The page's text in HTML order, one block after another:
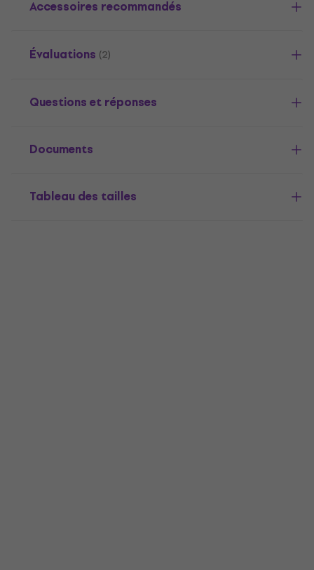
Accessoires recommandés
Évaluations (2)
Questions et réponses
Documents
Tableau des tailles